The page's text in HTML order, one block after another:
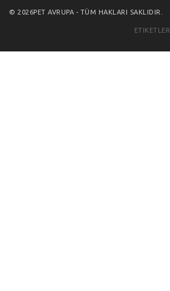
© 2026PET AVRUPA - TÜM HAKLARI SAKLIDIR.
ETIKETLER